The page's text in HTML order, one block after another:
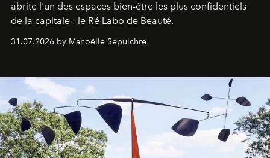
abrite l'un des espaces bien-être les plus confidentiels
de la capitale : le Ré Labo de Beauté.
31.07.2026 by Manoëlle Sepulchre